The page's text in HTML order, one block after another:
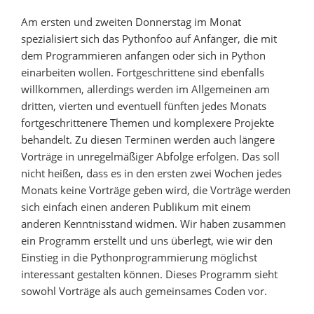
Am ersten und zweiten Donnerstag im Monat
spezialisiert sich das Pythonfoo auf Anfänger, die mit
dem Programmieren anfangen oder sich in Python
einarbeiten wollen. Fortgeschrittene sind ebenfalls
willkommen, allerdings werden im Allgemeinen am
dritten, vierten und eventuell fünften jedes Monats
fortgeschrittenere Themen und komplexere Projekte
behandelt. Zu diesen Terminen werden auch längere
Vorträge in unregelmäßiger Abfolge erfolgen. Das soll
nicht heißen, dass es in den ersten zwei Wochen jedes
Monats keine Vorträge geben wird, die Vorträge werden
sich einfach einen anderen Publikum mit einem
anderen Kenntnisstand widmen. Wir haben zusammen
ein Programm erstellt und uns überlegt, wie wir den
Einstieg in die Pythonprogrammierung möglichst
interessant gestalten können. Dieses Programm sieht
sowohl Vorträge als auch gemeinsames Coden vor.